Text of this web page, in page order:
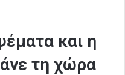
και η
τη χώρα